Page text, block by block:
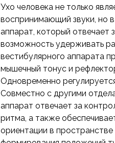
Ухо человека не только
воспринимающий звуки, но
аппарат, который отвечает
возможность удерживать
вестибулярного аппарата
мышечный тонус и
Одновременно
Совместно с другими
аппарат отвечает за
ритма, а также
ориентации в